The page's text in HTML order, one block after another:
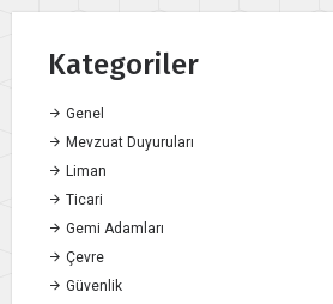
Kategoriler
Genel
Mevzuat Duyuruları
Liman
Ticari
Gemi Adamları
Çevre
Güvenlik